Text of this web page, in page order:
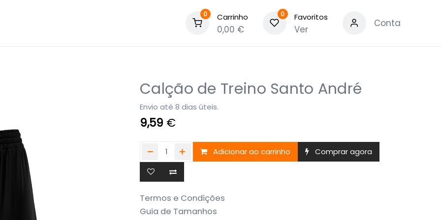
0 Carrinho
0,00 €
0 Favoritos
Ver
Conta
Calção de Treino Santo André
Envio até 8 dias úteis.
9,59 €
Adicionar ao carrinho Comprar agora
Termos e Condições
Guia de Tamanhos